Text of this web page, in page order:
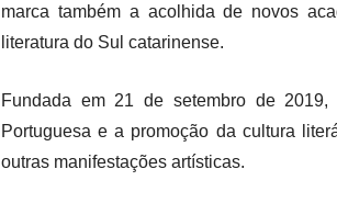
marca também a acolhida de novos
literatura do Sul catarinense.
Fundada em 21 de setembro de
Portuguesa e a promoção da cultura
outras manifestações artísticas.